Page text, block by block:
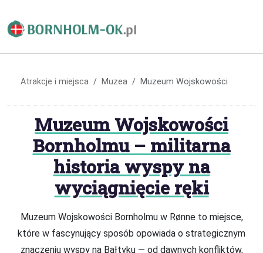
Atrakcje i miejsca Muzea Muzeum Wojskowości
Muzeum Wojskowości
Bornholmu – militarna
historia wyspy na
wyciągnięcie ręki
Muzeum Wojskowości Bornholmu w Rønne to miejsce,
które w fascynujący sposób opowiada o strategicznym
znaczeniu wyspy na Bałtyku — od dawnych konfliktów,